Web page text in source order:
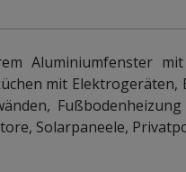
Aluminiumfenster
mit Elektrogeräten,
Solarpaneele,